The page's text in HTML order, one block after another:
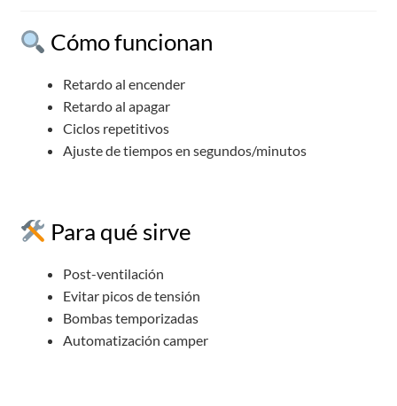
Cómo funcionan
Retardo al encender
Retardo al apagar
Ciclos repetitivos
Ajuste de tiempos en segundos/minutos
Para qué sirve
Post-ventilación
Evitar picos de tensión
Bombas temporizadas
Automatización camper